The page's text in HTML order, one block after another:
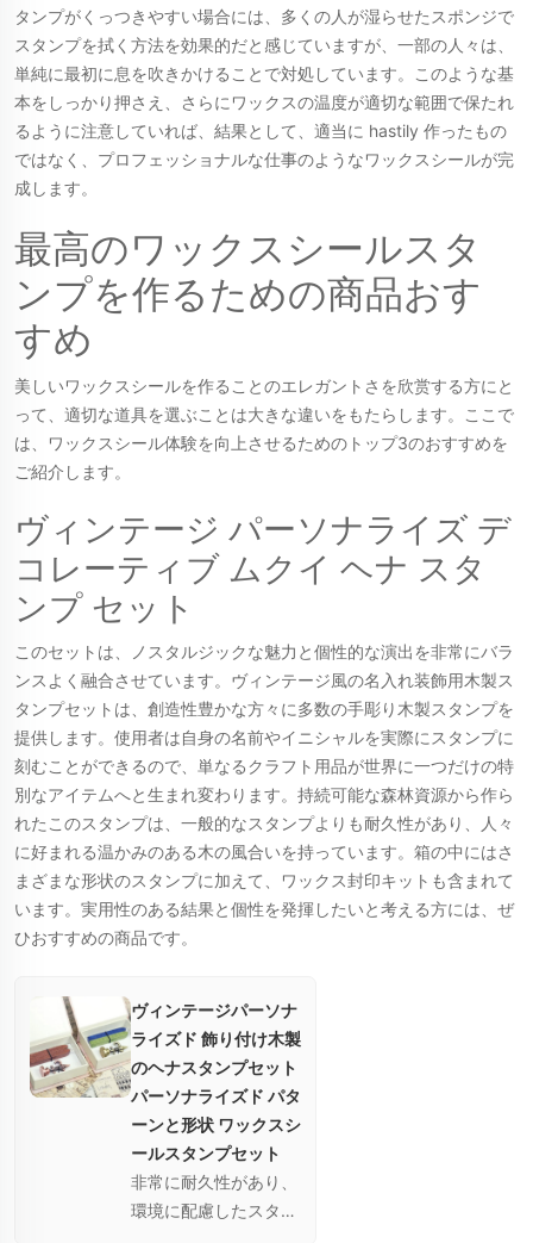
タンプがくっつきやすい場合には、多くの人が湿らせたスポンジで
スタンプを拭く方法を効果的だと感じていますが、一部の人々は、
単純に最初に息を吹きかけることで対処しています。このような基
本をしっかり押さえ、さらにワックスの温度が適切な範囲で保たれ
るように注意していれば、結果として、適当に hastily 作ったもの
ではなく、プロフェッショナルな仕事のようなワックスシールが完
成します。
最高のワックスシールスタ
ンプを作るための商品おす
すめ
美しいワックスシールを作ることのエレガントさを欣赏する方にと
って、適切な道具を選ぶことは大きな違いをもたらします。ここで
は、ワックスシール体験を向上させるためのトップ3のおすすめを
ご紹介します。
ヴィンテージ パーソナライズ デ
コレーティブ ムクイ ヘナ スタ
ンプ セット
このセットは、ノスタルジックな魅力と個性的な演出を非常にバラ
ンスよく融合させています。ヴィンテージ風の名入れ装飾用木製ス
タンプセットは、創造性豊かな方々に多数の手彫り木製スタンプを
提供します。使用者は自身の名前やイニシャルを実際にスタンプに
刻むことができるので、単なるクラフト用品が世界に一つだけの特
別なアイテムへと生まれ変わります。持続可能な森林資源から作ら
れたこのスタンプは、一般的なスタンプよりも耐久性があり、人々
に好まれる温かみのある木の風合いを持っています。箱の中にはさ
まざまな形状のスタンプに加えて、ワックス封印キットも含まれて
います。実用性のある結果と個性を発揮したいと考える方には、ぜ
ひおすすめの商品です。
ヴィンテージパーソナ
ライズド 飾り付け木製
のヘナスタンプセット
パーソナライズド パタ
ーンと形状 ワックスシ
ールスタンプセット
非常に耐久性があり、
環境に配慮したスタン